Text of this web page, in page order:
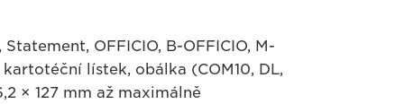
OFFICIO, B-OFFICIO, M-
kartotéční lístek, obálka (COM10, DL,
× 127 mm až maximálně